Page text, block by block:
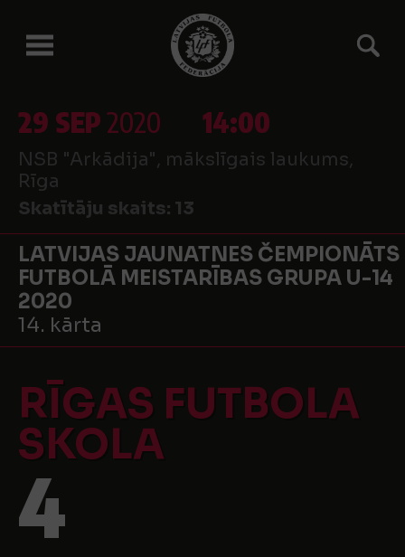
29 SEP2020 14:00
NSB "Arkādija", mākslīgais laukums,
Rīga
Skatītāju skaits: 13
LATVIJAS JAUNATNES ČEMPIONĀTS
FUTBOLĀ MEISTARĪBAS GRUPA U-14
2020
14. kārta
RĪGAS FUTBOLA
SKOLA
4